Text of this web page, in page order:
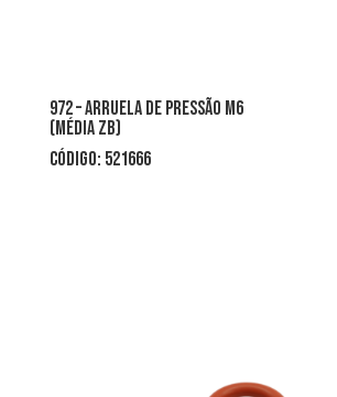
972 – arruela de pressão m6
(média zb)
CÓDIGO: 521666